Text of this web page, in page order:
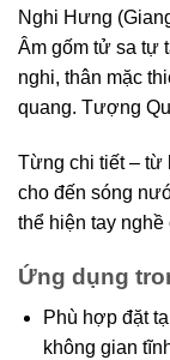
Nghi Hưng
Âm gốm tử sa tự
nghi, thân mặc
quang. Tượng
Từng chi tiết – từ
cho đến sóng
thể hiện tay nghề
Ứng dụng
Phù hợp đặt
không gian